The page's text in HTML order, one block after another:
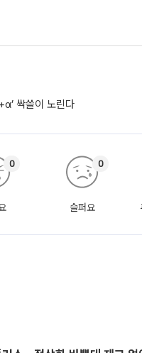
싹쓸이 노린다
0
슬퍼요
0